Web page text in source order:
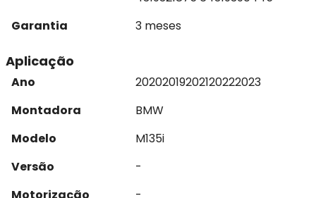
Garantia
3 meses
Aplicação
Ano 20202019202120222023
Montadora
BMW
Modelo
M135i
Versão
-